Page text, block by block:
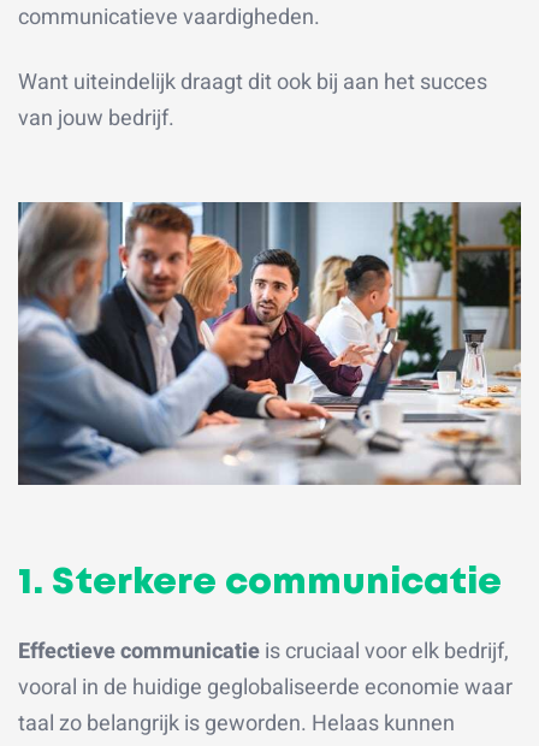
communicatieve vaardigheden.
Want uiteindelijk draagt dit ook bij aan het succes
van jouw bedrijf.
1. Sterkere communicatie
Effectieve communicatieis cruciaal voor elk bedrijf,
vooral in de huidige geglobaliseerde economie waar
taal zo belangrijk is geworden. Helaas kunnen